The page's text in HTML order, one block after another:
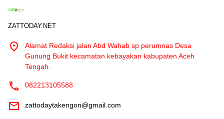
ZATTODAY.NET
Alamat Redaksi jalan Abd Wahab sp perumnas Desa
Gunung Bukit kecamatan kebayakan kabupaten Aceh
Tengah.
082213105588
zattodaytakengon@gmail.com